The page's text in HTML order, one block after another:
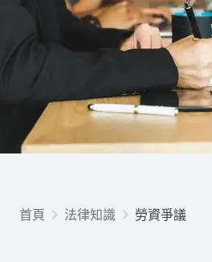
勞資爭議
車禍案件
欠錢不還
首頁 法律知識 勞資爭議